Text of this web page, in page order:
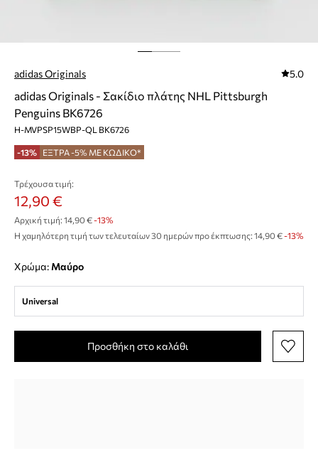
adidas Originals 5.0
adidas Originals - Σακίδιο πλάτης NHL Pittsburgh
Penguins BK6726
H-MVPSP15WBP-QL BK6726
-13% ΕΞΤΡΑ -5% ΜΕ ΚΩΔΙΚΟ*
Τρέχουσα τιμή:
12,90 €
Αρχική τιμή: 14,90 €-13%
Η χαμηλότερη τιμή των τελευταίων 30 ημερών προ έκπτωσης: 14,90 € -13%
Χρώμα: μαύρο
Universal
Προσθήκη στο καλάθι